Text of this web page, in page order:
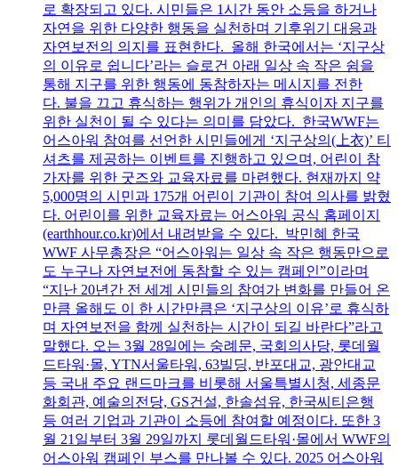
로 확장되고 있다. 시민들은 1시간 동안 소등을 하거나
자연을 위한 다양한 행동을 실천하며 기후위기 대응과
자연보전의 의지를 표현한다. 올해 한국에서는 ‘지구상
의 이유로 쉽니다’라는 슬로건 아래 일상 속 작은 쉼을
통해 지구를 위한 행동에 동참하자는 메시지를 전한
다. 불을 끄고 휴식하는 행위가 개인의 휴식이자 지구를
위한 실천이 될 수 있다는 의미를 담았다. 한국WWF는
어스아워 참여를 선언한 시민들에게 ‘지구상의(上衣)’ 티
셔츠를 제공하는 이벤트를 진행하고 있으며, 어린이 참
가자를 위한 굿즈와 교육자료를 마련했다. 현재까지 약
5,000명의 시민과 175개 어린이 기관이 참여 의사를 밝혔
다. 어린이를 위한 교육자료는 어스아워 공식 홈페이지
(earthhour.co.kr)에서 내려받을 수 있다. 박민혜 한국
WWF 사무총장은 “어스아워는 일상 속 작은 행동만으로
도 누구나 자연보전에 동참할 수 있는 캠페인”이라며
“지난 20년간 전 세계 시민들의 참여가 변화를 만들어 온
만큼 올해도 이 한 시간만큼은 ‘지구상의 이유’로 휴식하
며 자연보전을 함께 실천하는 시간이 되길 바란다”라고
말했다. 오는 3월 28일에는 숭례문, 국회의사당, 롯데월
드타워·몰, YTN서울타워, 63빌딩, 반포대교, 광안대교
등 국내 주요 랜드마크를 비롯해 서울특별시청, 세종문
화회관, 예술의전당, GS건설, 한솔섬유, 한국씨티은행
등 여러 기업과 기관이 소등에 참여할 예정이다. 또한 3
월 21일부터 3월 29일까지 롯데월드타워·몰에서 WWF의
어스아워 캠페인 부스를 만나볼 수 있다. 2025 어스아워